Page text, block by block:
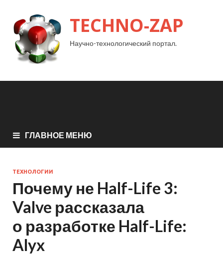
TECHNO-ZAP
Научно-технологический портал.
ГЛАВНОЕ МЕНЮ
ТЕХНОЛОГИИ
Почему не Half-Life 3:
Valve рассказала
о разработке Half-Life:
Alyx